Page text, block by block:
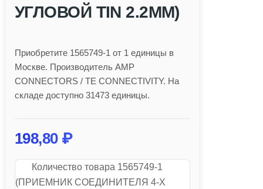
УГЛОВОЙ TIN 2.2MM)
Приобретите 1565749-1 от 1 единицы в
Москве. Производитель AMP
CONNECTORS / TE CONNECTIVITY. На
складе доступно 31473 единицы.
198,80 ₽
Количество товара 1565749-1
(ПРИЕМНИК СОЕДИНИТЕЛЯ 4-Х